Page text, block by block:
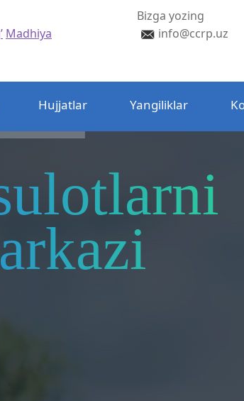
Madhiya
Bizga yozing
info@ccrp.uz
Hujjatlar Yangiliklar